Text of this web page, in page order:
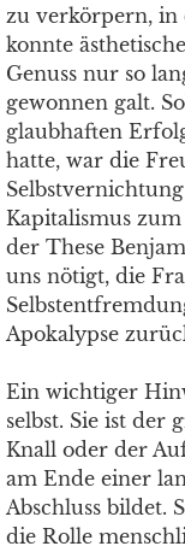
zu verkörpern, in
konnte
Genuss nur so
gewonnen galt.
glaubhaften
hatte, war die
Kapitalismus zum
der These
uns nötigt, die
Apokalypse
Ein wichtiger
selbst. Sie ist der
Knall oder der
am Ende einer
Abschluss bildet.
die Rolle